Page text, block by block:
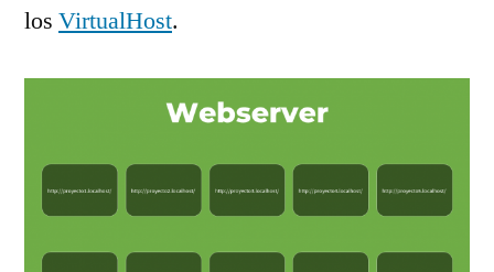
los VirtualHost.